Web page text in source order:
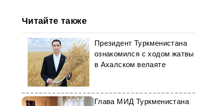
Читайте также
Президент Туркменистана
ознакомился с ходом жатвы
в Ахалском велаяте
Глава МИД Туркменистана